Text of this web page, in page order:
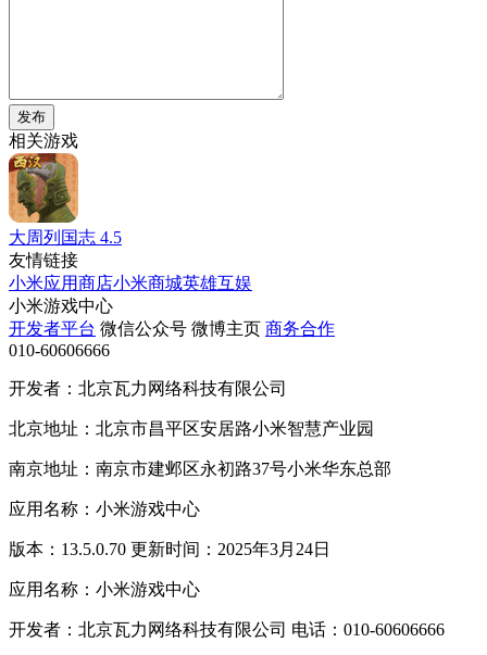
发布
相关游戏
大周列国志 4.5
友情链接
小米应用商店小米商城英雄互娱
小米游戏中心
开发者平台 微信公众号 微博主页 商务合作
010-60606666
开发者：北京瓦力网络科技有限公司
北京地址：北京市昌平区安居路小米智慧产业园
南京地址：南京市建邺区永初路37号小米华东总部
应用名称：小米游戏中心
版本：13.5.0.70 更新时间：2025年3月24日
应用名称：小米游戏中心
开发者：北京瓦力网络科技有限公司 电话：010-60606666